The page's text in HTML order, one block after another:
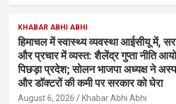
KHABAR ABHI ABHI
हिमाचल में स्वास्थ्य व्यवस्था आईसीयू में,
और प्रचार में व्यस्त: शैलेंद्र गुप्ता नीति
पिछड़ा प्रदेश; सोलन भाजपा अध्यक्ष ने
और डॉक्टरों की कमी पर सरकार को घेरा
August 6, 2026 Khabar Abhi Abhi